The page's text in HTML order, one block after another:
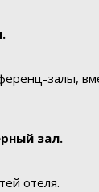
залы,
зал.
отеля.